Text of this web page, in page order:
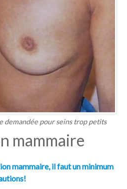
demandée pour seins trop petits
mammaire
mammaire, il faut un minimum